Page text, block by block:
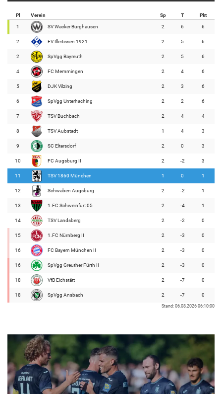
Pl Verein Sp T Pkt
1 SV Wacker Burghausen 2 6 6
2 FV Illertissen 1921 2 5 6
2 SpVgg Bayreuth 2 5 6
4 FC Memmingen 2 4 6
5 DJK Vilzing 2 3 6
6 SpVgg Unterhaching 2 2 6
7 TSV Buchbach 2 4 4
8 TSV Aubstadt 1 4 3
9 SC Eltersdorf 2 0 3
10 FC Augsburg II 2 -2 3
11 TSV 1860 München 1 0 1
12 Schwaben Augsburg 2 -2 1
13 1.FC Schweinfurt 05 2 -4 1
14 TSV Landsberg 2 -2 0
15 1.FC Nürnberg II 2 -3 0
16 FC Bayern München II 2 -3 0
16 SpVgg Greuther Fürth II 2 -3 0
18 VfB Eichstätt 2 -7 0
18 SpVgg Ansbach 2 -7 0
Stand: 06.08.2026 06:10:00